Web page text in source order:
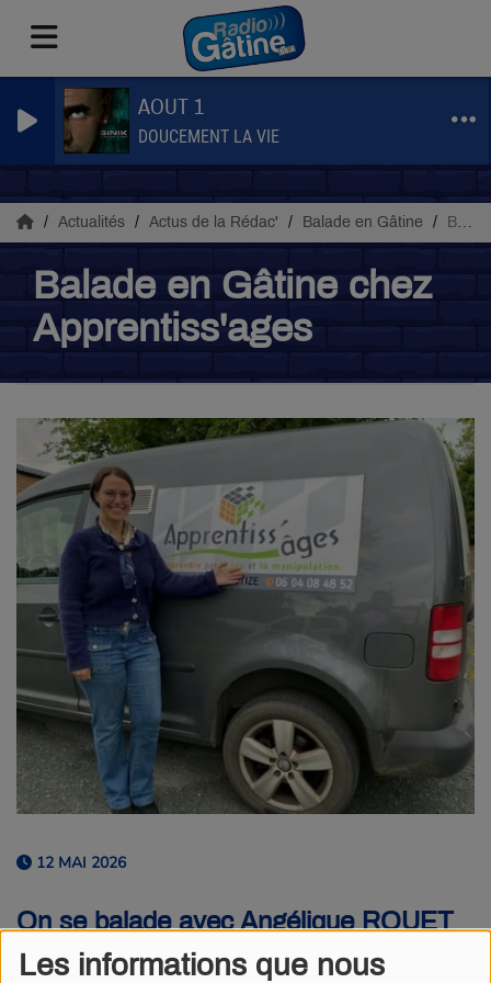
Les informations que nous
AOUT 1
DOUCEMENT LA VIE
Actualités Actus de la Rédac' Balade en Gâtine Balade en Gâtine chez Apprentiss'ages
Balade en Gâtine chez
Apprentiss'ages
12 MAI 2026
On se balade avec Angélique ROUET
directrice de Apprentiss’ages.